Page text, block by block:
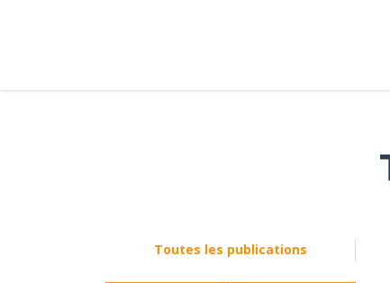
Toutes les publications